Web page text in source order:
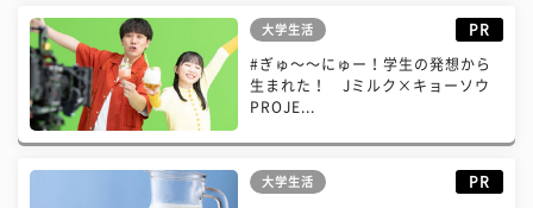
大学生活 PR
#ぎゅ〜〜にゅー！学生の発想から
生まれた！ Jミルク×キョーソウ
PROJE...
大学生活 PR